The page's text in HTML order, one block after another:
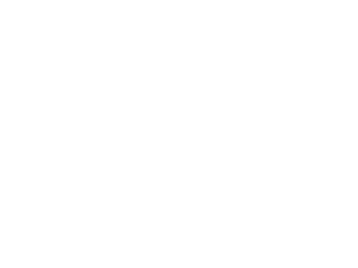
colorat, poze cu modele de manichiuri!❤️